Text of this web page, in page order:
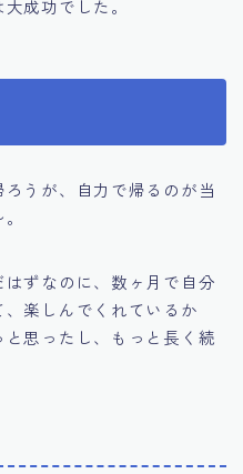
成功でした。
うが、自力で帰るのが当
ずなのに、数ヶ月で自分
楽しんでくれているか
思ったし、もっと長く続